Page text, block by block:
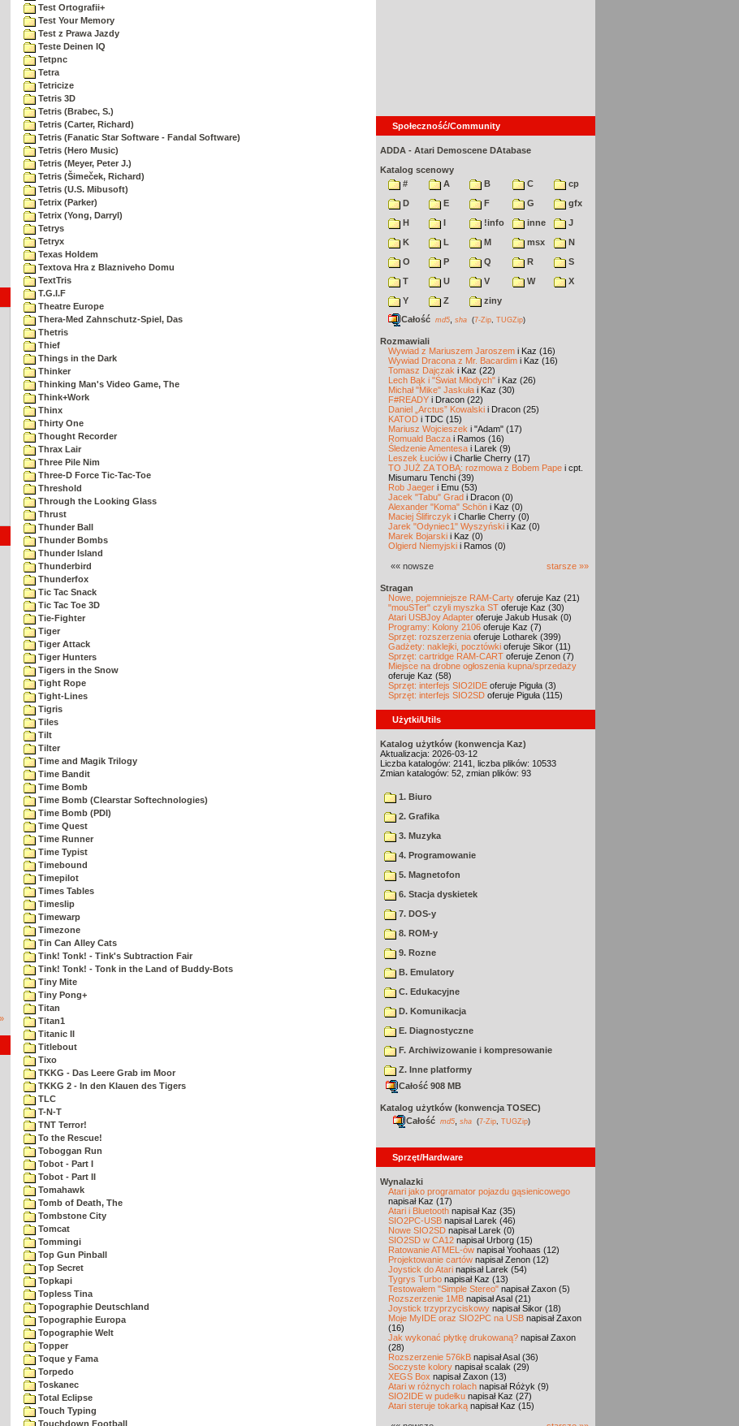
Test Ortografii+
Test Your Memory
Test z Prawa Jazdy
Teste Deinen IQ
Tetpnc
Tetra
Tetricize
Tetris 3D
Tetris (Brabec, S.)
Tetris (Carter, Richard)
Tetris (Fanatic Star Software - Fandal Software)
Tetris (Hero Music)
Tetris (Meyer, Peter J.)
Tetris (Šimeček, Richard)
Tetris (U.S. Mibusoft)
Tetrix (Parker)
Tetrix (Yong, Darryl)
Tetrys
Tetryx
Texas Holdem
Textova Hra z Blazniveho Domu
TextTris
T.G.I.F
Theatre Europe
Thera-Med Zahnschutz-Spiel, Das
Thetris
Thief
Things in the Dark
Thinker
Thinking Man's Video Game, The
Think+Work
Thinx
Thirty One
Thought Recorder
Thrax Lair
Three Pile Nim
Three-D Force Tic-Tac-Toe
Threshold
Through the Looking Glass
Thrust
Thunder Ball
Thunder Bombs
Thunder Island
Thunderbird
Thunderfox
Tic Tac Snack
Tic Tac Toe 3D
Tie-Fighter
Tiger
Tiger Attack
Tiger Hunters
Tigers in the Snow
Tight Rope
Tight-Lines
Tigris
Tiles
Tilt
Tilter
Time and Magik Trilogy
Time Bandit
Time Bomb
Time Bomb (Clearstar Softechnologies)
Time Bomb (PDI)
Time Quest
Time Runner
Time Typist
Timebound
Timepilot
Times Tables
Timeslip
Timewarp
Timezone
Tin Can Alley Cats
Tink! Tonk! - Tink's Subtraction Fair
Tink! Tonk! - Tonk in the Land of Buddy-Bots
Tiny Mite
Tiny Pong+
Titan
Titan1
Titanic II
Titlebout
Tixo
TKKG - Das Leere Grab im Moor
TKKG 2 - In den Klauen des Tigers
TLC
T-N-T
TNT Terror!
To the Rescue!
Toboggan Run
Tobot - Part I
Tobot - Part II
Tomahawk
Tomb of Death, The
Tombstone City
Tomcat
Tommingi
Top Gun Pinball
Top Secret
Topkapi
Topless Tina
Topographie Deutschland
Topographie Europa
Topographie Welt
Topper
Toque y Fama
Torpedo
Toskanec
Total Eclipse
Touch Typing
Touchdown Football
Społeczność/Community
ADDA - Atari Demoscene DAtabase
Katalog scenowy
#
A B C
cp
D
E F G
gfx
H
I !info inne
J
K
L M msx
N
O
P Q R
S
T
U V W
X
Y
Z
ziny
Całość md5 sha (7-Zip TUGZip)
Rozmawiali
Wywiad z Mariuszem Jaroszem i Kaz (16)
Wywiad Dracona z Mr. Bacardim i Kaz (16)
Tomasz Dajczak i Kaz (22)
Lech Bąk i "Świat Młodych" i Kaz (26)
Michał "Mike" Jaskuła i Kaz (30)
F#READY i Dracon (22)
Daniel „Arctus” Kowalski i Dracon (25)
KATOD i TDC (15)
Mariusz Wojcieszek i "Adam" (17)
Romuald Bacza i Ramos (16)
Śledzenie Amentesa i Larek (9)
Leszek Łuciów i Charlie Cherry (17)
TO JUŻ ZA TOBĄ: rozmowa z Bobem Pape i cpt.
Misumaru Tenchi (39)
Rob Jaeger i Emu (53)
Jacek "Tabu" Grad i Dracon (0)
Alexander "Koma" Schön i Kaz (0)
Maciej Ślifirczyk i Charlie Cherry (0)
Jarek "Odyniec1" Wyszyński i Kaz (0)
Marek Bojarski i Kaz (0)
Olgierd Niemyjski i Ramos (0)
«« nowsze starsze »»
Stragan
Nowe, pojemniejsze RAM-Carty oferuje Kaz (21)
"mouSTer" czyli myszka ST oferuje Kaz (30)
Atari USBJoy Adapter oferuje Jakub Husak (0)
Programy: Kolony 2106 oferuje Kaz (7)
Sprzęt: rozszerzenia oferuje Lotharek (399)
Gadżety: naklejki, pocztówki oferuje Sikor (11)
Sprzęt: cartridge RAM-CART oferuje Zenon (7)
Miejsce na drobne ogłoszenia kupna/sprzedaży
oferuje Kaz (58)
Sprzęt: interfejs SIO2IDE oferuje Piguła (3)
Sprzęt: interfejs SIO2SD oferuje Piguła (115)
Użytki/Utils
Katalog użytków (konwencja Kaz)
Aktualizacja: 2026-03-12
Liczba katalogów: 2141, liczba plików: 10533
Zmian katalogów: 52, zmian plików: 93
1. Biuro
2. Grafika
3. Muzyka
4. Programowanie
5. Magnetofon
6. Stacja dyskietek
7. DOS-y
8. ROM-y
9. Rozne
B. Emulatory
C. Edukacyjne
D. Komunikacja
E. Diagnostyczne
F. Archiwizowanie i kompresowanie
Z. Inne platformy
Całość 908 MB
Katalog użytków (konwencja TOSEC)
Całość md5 sha (7-Zip TUGZip)
Sprzęt/Hardware
Wynalazki
Atari jako programator pojazdu gąsienicowego
napisał Kaz (17)
Atari i Bluetooth napisał Kaz (35)
SIO2PC-USB napisał Larek (46)
Nowe SIO2SD napisał Larek (0)
SIO2SD w CA12 napisał Urborg (15)
Ratowanie ATMEL-ów napisał Yoohaas (12)
Projektowanie cartów napisał Zenon (12)
Joystick do Atari napisał Larek (54)
Tygrys Turbo napisał Kaz (13)
Testowałem "Simple Stereo" napisał Zaxon (5)
Rozszerzenie 1MB napisał Asal (21)
Joystick trzyprzyciskowy napisał Sikor (18)
Moje MyIDE oraz SIO2PC na USB napisał Zaxon
(16)
Jak wykonać płytkę drukowaną? napisał Zaxon
(28)
Rozszerzenie 576kB napisał Asal (36)
Soczyste kolory napisał scalak (29)
XEGS Box napisał Zaxon (13)
Atari w różnych rolach napisał Różyk (9)
SIO2IDE w pudełku napisał Kaz (27)
Atari steruje tokarką napisał Kaz (15)